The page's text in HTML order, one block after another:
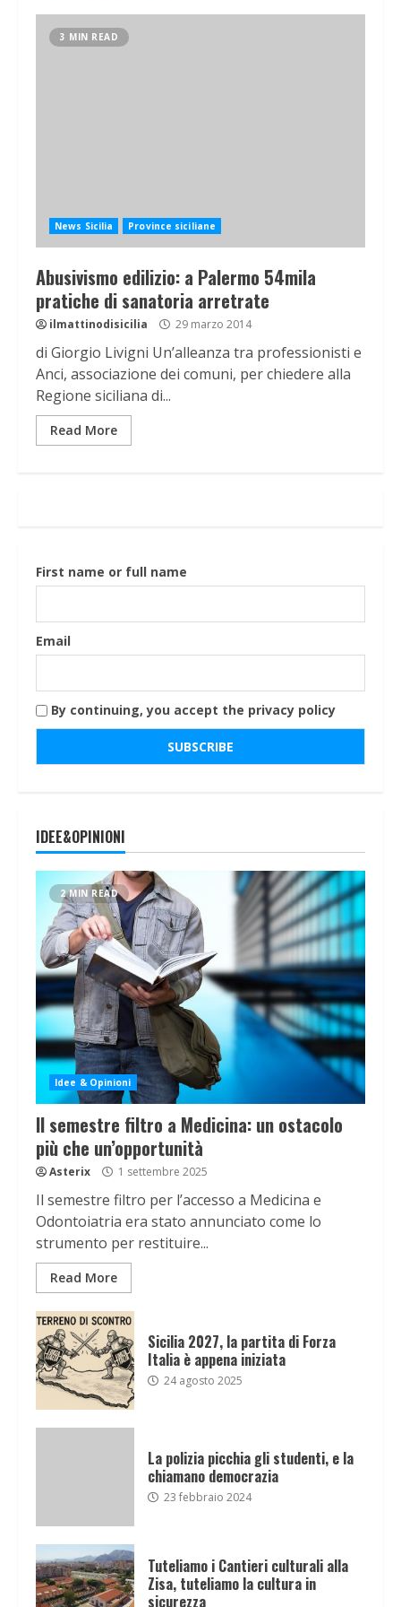
3 MIN READ
News Sicilia Province siciliane
Abusivismo edilizio: a Palermo 54mila
pratiche di sanatoria arretrate
ilmattinodisicilia 29 marzo 2014
di Giorgio Livigni Un’alleanza tra professionisti e
Anci, associazione dei comuni, per chiedere alla
Regione siciliana di...
Read More
First name or full name
Email
By continuing, you accept the privacy policy
IDEE&OPINIONI
2 MIN READ
Idee & Opinioni
Il semestre filtro a Medicina: un ostacolo
più che un’opportunità
Asterix 1 settembre 2025
Il semestre filtro per l’accesso a Medicina e
Odontoiatria era stato annunciato come lo
strumento per restituire...
Read More
Sicilia 2027, la partita di Forza
Italia è appena iniziata
24 agosto 2025
La polizia picchia gli studenti, e la
chiamano democrazia
23 febbraio 2024
Tuteliamo i Cantieri culturali alla
Zisa, tuteliamo la cultura in
sicurezza